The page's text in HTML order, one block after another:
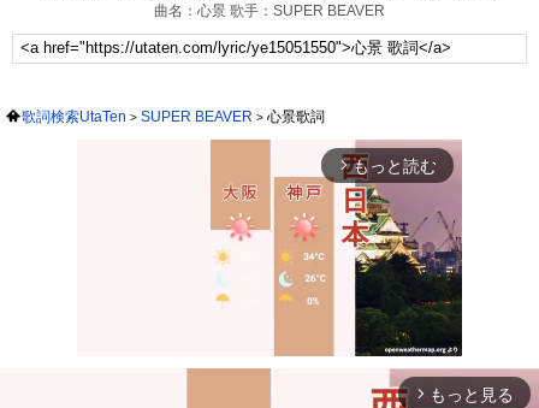
曲名：心景 歌手：SUPER BEAVER
歌詞検索UtaTen SUPER BEAVER 心景歌詞
arrow_forward_ios もっと読む
arrow_forward_ios もっと見る